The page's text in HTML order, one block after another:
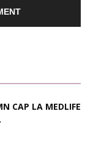
CAP LA MEDLIFE